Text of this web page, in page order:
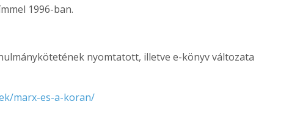
1996-ban.
nyomtatott, illetve e-könyv változata
marx-es-a-koran/